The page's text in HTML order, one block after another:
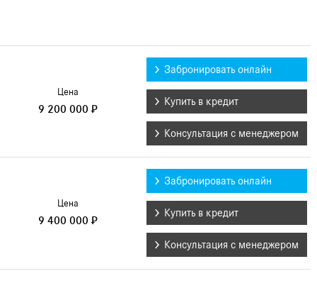
Цена
9 200 000 ₽
Забронировать онлайн
Купить в кредит
Консультация с менеджером
Цена
9 400 000 ₽
Забронировать онлайн
Купить в кредит
Консультация с менеджером